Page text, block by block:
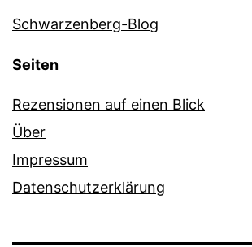
Schwarzenberg-Blog
Seiten
Rezensionen auf einen Blick
Über
Impressum
Datenschutzerklärung